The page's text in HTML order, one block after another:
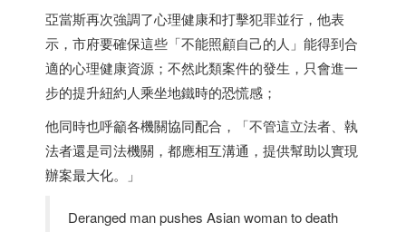
亞當斯再次強調了心理健康和打擊犯罪並行，他表
示，市府要確保這些「不能照顧自己的人」能得到合
適的心理健康資源；不然此類案件的發生，只會進一
步的提升紐約人乘坐地鐵時的恐慌感；
他同時也呼籲各機關協同配合，「不管這立法者、執
法者還是司法機關，都應相互溝通，提供幫助以實現
辦案最大化。」
Deranged man pushes Asian woman to death